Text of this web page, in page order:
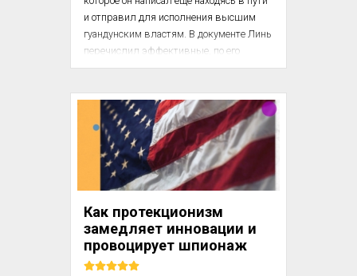
и отправил для исполнения высшим
гуандунским властям. В документе Линь
перечислил эффективные, по его
мнению, меры, которые необходимо
Общая стратегическая задача, как было
определено выше, заключалась в том,
чтобы «‎вычистить источник» –
перекрыть в Гуандуне поток
поступающего опиума. Свою
взаимосвязанных направления...
Как протекционизм
замедляет инновации и
провоцирует шпионаж